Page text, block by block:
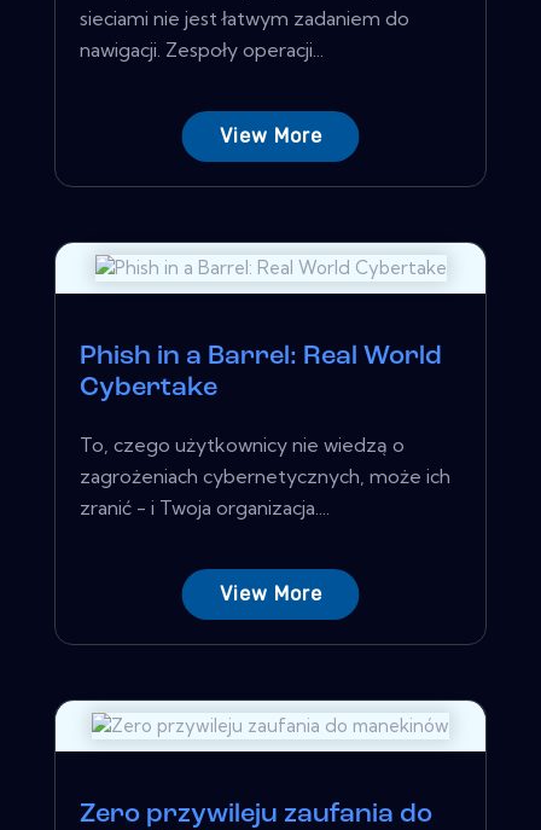
sieciami nie jest łatwym zadaniem do
nawigacji. Zespoły operacji...
View More
Phish in a Barrel: Real World
Cybertake
To, czego użytkownicy nie wiedzą o
zagrożeniach cybernetycznych, może ich
zranić - i Twoja organizacja....
View More
Zero przywileju zaufania do